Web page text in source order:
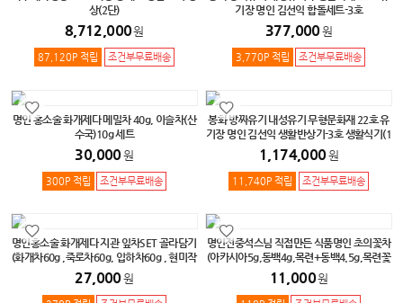
상(2단)
8,712,000원
87,120P 적립 조건부무료배송
기장 명인 김선익 합돌세트-3호
377,000원
3,770P 적립 조건부무료배송
명인 홍소술 화개제다 메밀차 40g, 이슬차(산
수국)10g 세트
30,000원
300P 적립 조건부무료배송
봉화 방짜유기 내성유기 무형문화재 22호 유
기장 명인 김선익 생활반상기-3호 생활식기(1
호)-2벌, 수저(3호)-2벌, 찬기(1호)-2점, 찬기
(3호)-3점, 찬기(5호)-2점.
1,174,000원
11,740P 적립 조건부무료배송
명인홍소술 화개제다 지관 잎차SET 골라담기
(화개차60g ,죽로차60g, 입하차60g , 현미작
설차80g ,발효차60g )
27,000원
명인전중석스님 직접만든 식품명인 초의꽃차
(아카시아5g,동백4g,목련+동백4.5g,목련꽃
봉우리7g,복숭아5g,매화5g,구절초5g,산국
하5g)중 택1
11,000원